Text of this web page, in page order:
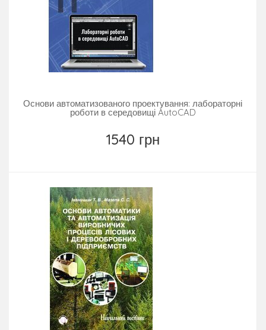
Основи автоматизованого проектування: лабораторні
роботи в середовищі AutoCAD
1540 грн